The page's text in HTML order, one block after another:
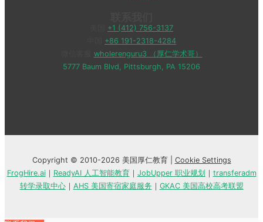
+1 (412) 756-3137
+86 191-2318-4284
wholerenguru3 （厚仁学术哥）
5777 Baum Blvd, Pittsburgh, PA 15206
Copyright © 2010-2026 美国厚仁教育 | Cookie Settings
FrogHire.ai｜ ReadyAI 人工智能教育｜ JobUpper 职业规划 ｜ transferadm
转学录取中心｜ AHS 美国寄宿家庭服务 ｜ GKAC 美国高校高考联盟